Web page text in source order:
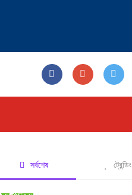
সর্বশেষ ট্রেন্ডিং